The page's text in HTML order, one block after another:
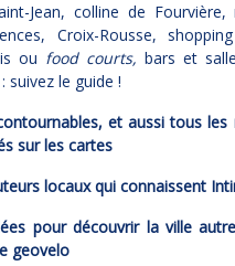
Jean, colline de
Croix-Rousse,
ou food courts, bars et
suivez le guide !
et aussi tous
sur les cartes
locaux qui connaissent
pour découvrir la ville
geovelo